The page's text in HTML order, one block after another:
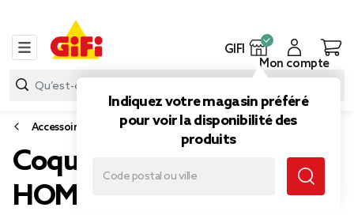
GIFI
Indiquez votre magasin préféré
pour voir la disponibilité des
produits
Mon compte
Accessoires smartphone et tablette
Coque Iphone 5 souple
HOMDAY X-Pert gris